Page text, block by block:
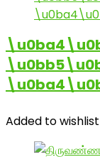
Added to wishlist